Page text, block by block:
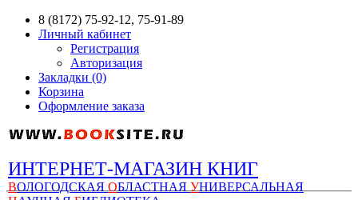
8 (8172) 75-92-12, 75-91-89
Личный кабинет
Регистрация
Авторизация
Закладки (0)
Корзина
Оформление заказа
ИНТЕРНЕТ-МАГАЗИН КНИГ
ВОЛОГОДСКАЯ ОБЛАСТНАЯ УНИВЕРСАЛЬНАЯ